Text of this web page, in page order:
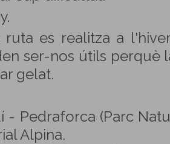
ruta es realitza a
ser-nos útils perquè
gelat.
- Pedraforca (Parc
Alpina.